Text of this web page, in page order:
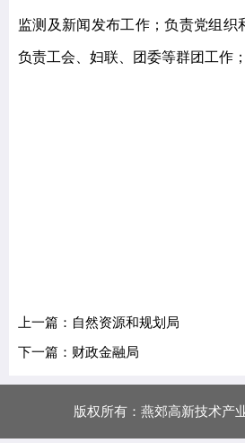
监测及新闻发布工作；负责党组织
负责工会、妇联、团委等群团工作
上一篇：自然资源和规划局
下一篇：财政金融局
版权所有：燕郊高新技术产